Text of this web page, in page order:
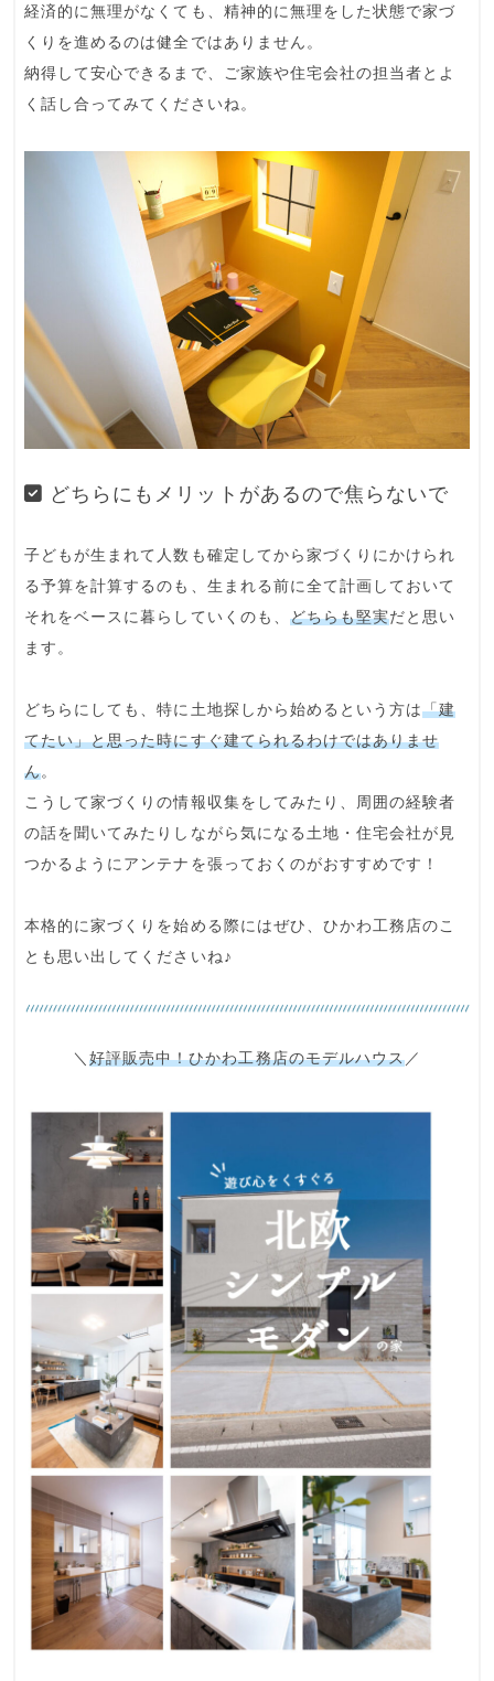
経済的に無理がなくても、精神的に無理をした状態で家づ
くりを進めるのは健全ではありません。
納得して安心できるまで、ご家族や住宅会社の担当者とよ
く話し合ってみてくださいね。
どちらにもメリットがあるので焦らないで
子どもが生まれて人数も確定してから家づくりにかけられ
る予算を計算するのも、生まれる前に全て計画しておいて
それをベースに暮らしていくのも、 どちらも堅実だと思い
ます。
どちらにしても、特に土地探しから始めるという方は「建
てたい」と思った時にすぐ建てられるわけではありませ
ん。
こうして家づくりの情報収集をしてみたり、周囲の経験者
の話を聞いてみたりしながら気になる土地・住宅会社が見
つかるようにアンテナを張っておくのがおすすめです！
本格的に家づくりを始める際にはぜひ、ひかわ工務店のこ
とも思い出してくださいね♪
＼好評販売中！ひかわ工務店のモデルハウス／